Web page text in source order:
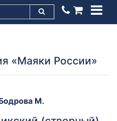
«Маяки России»
М.